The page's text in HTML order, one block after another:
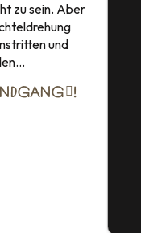
zu sein. Aber
und
!